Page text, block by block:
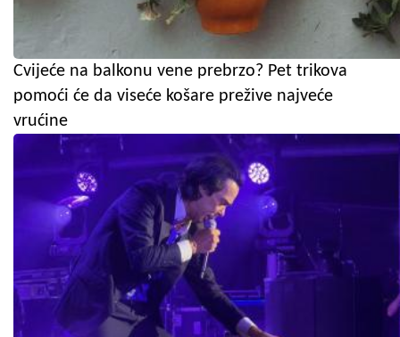
Cvijeće na balkonu vene prebrzo? Pet trikova
pomoći će da viseće košare prežive najveće
vrućine